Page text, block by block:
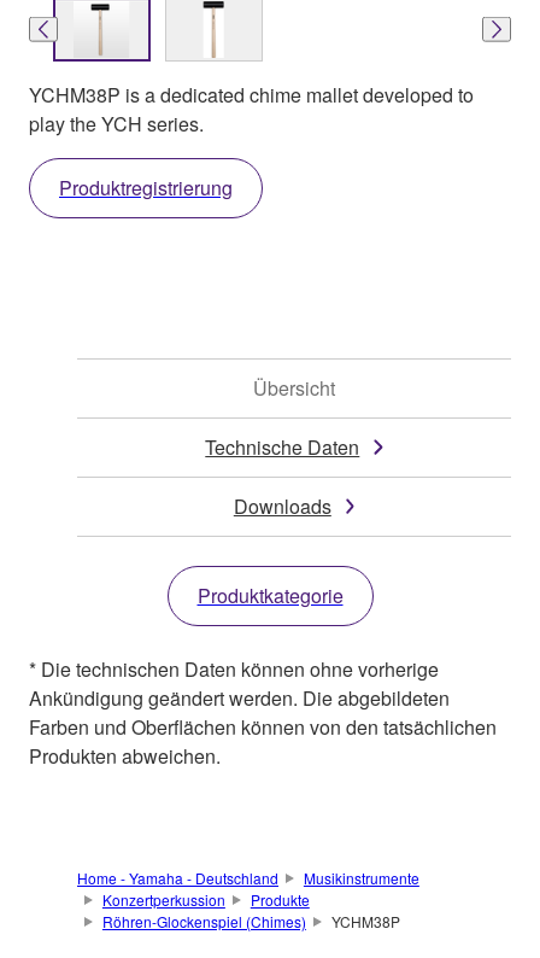
YCHM38P is a dedicated chime mallet developed to
play the YCH series.
Produktregistrierung
Übersicht
Technische Daten
Downloads
Produktkategorie
* Die technischen Daten können ohne vorherige
Ankündigung geändert werden. Die abgebildeten
Farben und Oberflächen können von den tatsächlichen
Produkten abweichen.
Home - Yamaha - Deutschland
Musikinstrumente
Konzertperkussion
Produkte
Röhren-Glockenspiel (Chimes)
YCHM38P